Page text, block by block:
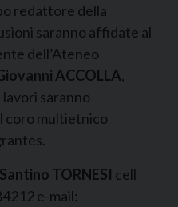
redattore della
saranno affidate al
dell’Ateneo
ACCOLLA,
saranno
coro multietnico
Santino TORNESI cell
e-mail: